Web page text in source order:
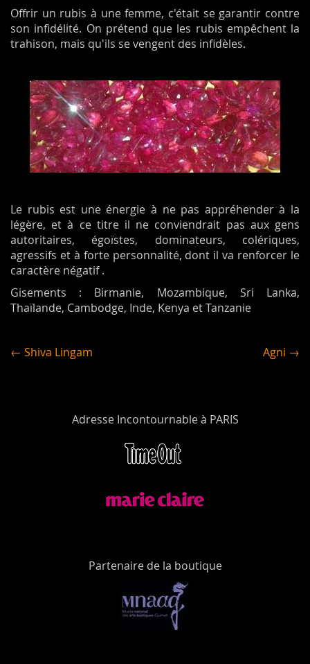
Offrir un rubis à une femme, c'était se garantir contre
son infidélité. On prétend que les rubis empêchent la
trahison, mais qu'ils se vengent des infidèles.
Le rubis est une énergie à ne pas appréhender à la
légère, et à ce titre il ne conviendrait pas aux gens
autoritaires, égoïstes, dominateurs, colériques,
agressifs et à forte personnalité, dont il va renforcer le
caractère négatif .
Gisements : Birmanie, Mozambique, Sri Lanka,
Thaïlande, Cambodge, Inde, Kenya et Tanzanie
← Shiva Lingam Agni →
Adresse Incontournable à PARIS
Partenaire de la boutique